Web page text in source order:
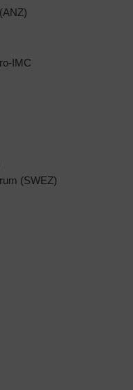
IMC
(SWEZ)